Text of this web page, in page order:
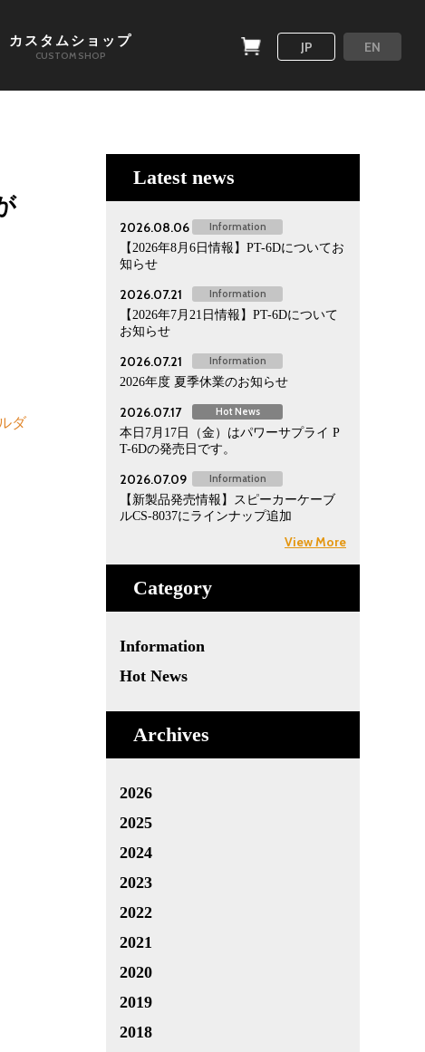
カスタムショップ
CUSTOM SHOP
JP EN
ダ
Latest news
2026.08.06 Information
【2026年8月6日情報】PT-6Dについてお
知らせ
2026.07.21 Information
【2026年7月21日情報】PT-6Dについて
お知らせ
2026.07.21 Information
2026年度 夏季休業のお知らせ
2026.07.17 Hot News
本日7月17日（金）はパワーサプライ P
T-6Dの発売日です。
2026.07.09 Information
【新製品発売情報】スピーカーケーブ
ルCS-8037にラインナップ追加
View More
Category
Information
Hot News
Archives
2026
2025
2024
2023
2022
2021
2020
2019
2018